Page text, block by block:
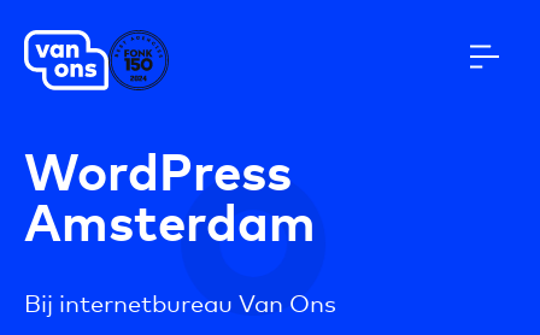
WordPress
Amsterdam
Bij internetbureau Van Ons